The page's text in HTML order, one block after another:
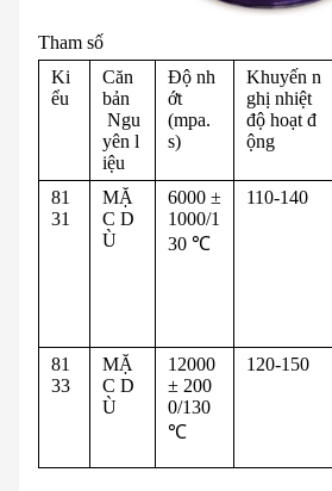
Tham số
Ki
ểu
Căn
bản
Ngu
yên l
iệu
Độ nh
ớt
(mpa.
s)
Khuyến n
ghị nhiệt
độ hoạt đ
ộng
81
31
MẶ
C D
Ù
6000 ±
1000/1
30 ℃
110-140
81
33
MẶ
C D
Ù
12000
± 200
0/130
℃
120-150